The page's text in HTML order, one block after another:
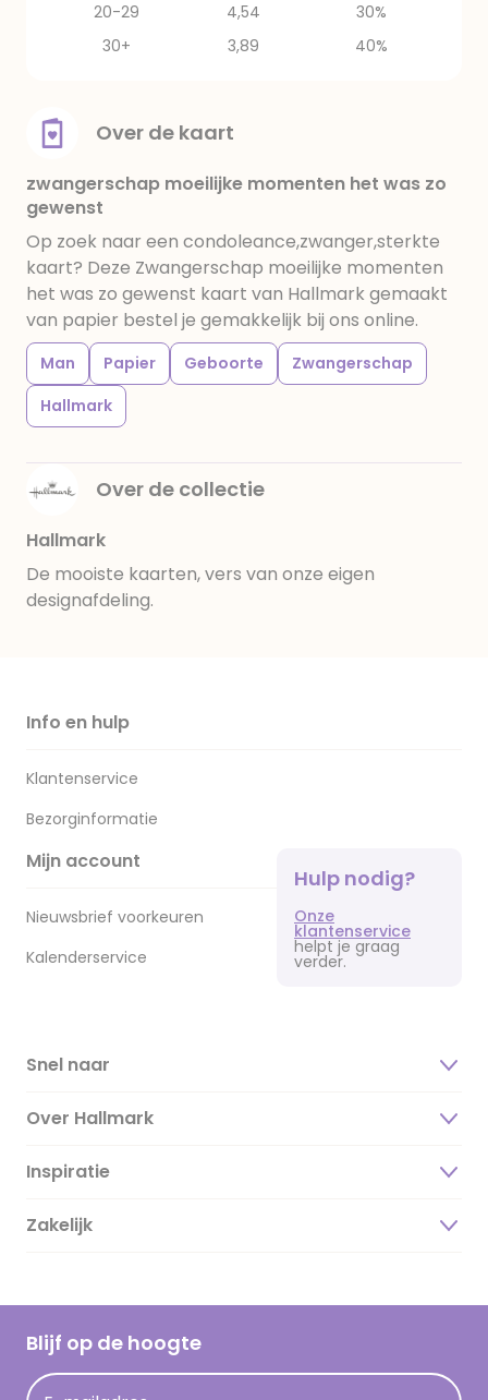
20-29
4,54
30%
30+
3,89 40%
Over de kaart
zwangerschap moeilijke momenten het was zo
gewenst
Op zoek naar een condoleance,zwanger,sterkte
kaart? Deze Zwangerschap moeilijke momenten
het was zo gewenst kaart van Hallmark gemaakt
van papier bestel je gemakkelijk bij ons online.
Man Papier Geboorte
Zwangerschap
Hallmark
Over de collectie
Hallmark
De mooiste kaarten, vers van onze eigen
designafdeling.
Info en hulp
Klantenservice
Bezorginformatie
Mijn account
Nieuwsbrief voorkeuren
Kalenderservice
Hulp nodig?
Onze
klantenservice
helpt je graag
verder.
Snel naar
Over Hallmark
Over ons
Duurzaamheid
Hallmark Kaartclub
Acties
Inspiratie
Magazine
Cadeau inspiratie
Kaartinspiratie
Zakelijk
Blijf op de hoogte